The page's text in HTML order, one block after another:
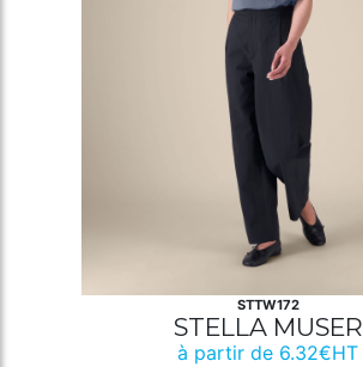
STTW172
STELLA MUSER
à partir de 6.32€HT